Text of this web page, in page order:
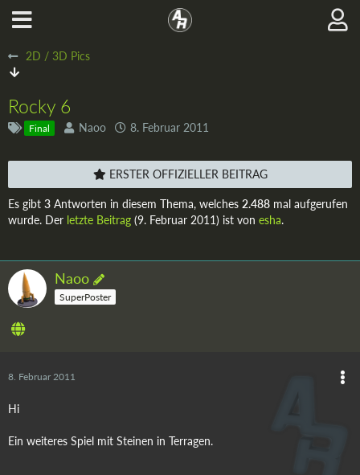
2D / 3D Pics
Rocky 6
Final Naoo 8. Februar 2011
ERSTER OFFIZIELLER BEITRAG
Es gibt 3 Antworten in diesem Thema, welches 2.488 mal aufgerufen
wurde. Der letzte Beitrag (9. Februar 2011) ist von esha.
Naoo
SuperPoster
8. Februar 2011
Hi
Ein weiteres Spiel mit Steinen in Terragen.